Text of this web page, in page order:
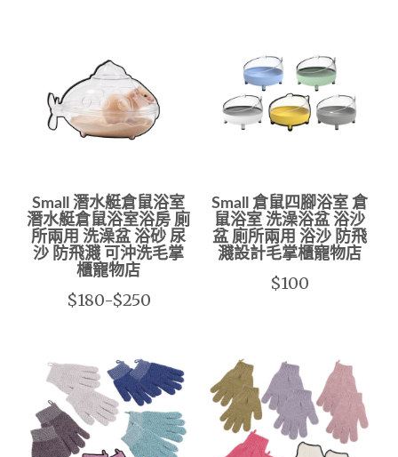
Small 潛水艇倉鼠浴室
潛水艇倉鼠浴室浴房 廁
所兩用 洗澡盆 浴砂 尿
沙 防飛濺 可沖洗毛掌
櫃寵物店
$180-$250
Small 倉鼠四腳浴室 倉
鼠浴室 洗澡浴盆 浴沙
盆 廁所兩用 浴沙 防飛
濺設計毛掌櫃寵物店
$100